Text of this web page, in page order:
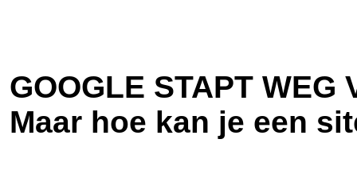
GOOGLE STAPT WEG
Maar hoe kan je een